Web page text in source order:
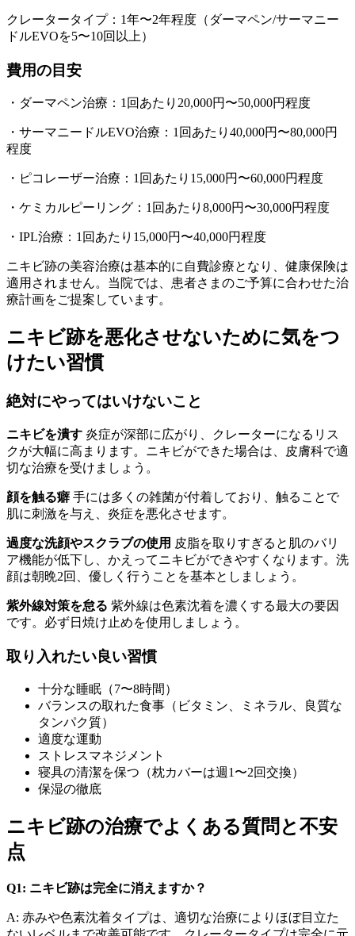
クレータータイプ：1年〜2年程度（ダーマペン/サーマニー
ドルEVOを5〜10回以上）
費用の目安
・ダーマペン治療：1回あたり20,000円〜50,000円程度
・サーマニードルEVO治療：1回あたり40,000円〜80,000円
程度
・ピコレーザー治療：1回あたり15,000円〜60,000円程度
・ケミカルピーリング：1回あたり8,000円〜30,000円程度
・IPL治療：1回あたり15,000円〜40,000円程度
ニキビ跡の美容治療は基本的に自費診療となり、健康保険は
適用されません。当院では、患者さまのご予算に合わせた治
療計画をご提案しています。
ニキビ跡を悪化させないために気をつ
けたい習慣
絶対にやってはいけないこと
ニキビを潰す 炎症が深部に広がり、クレーターになるリス
クが大幅に高まります。ニキビができた場合は、皮膚科で適
切な治療を受けましょう。
顔を触る癖 手には多くの雑菌が付着しており、触ることで
肌に刺激を与え、炎症を悪化させます。
過度な洗顔やスクラブの使用 皮脂を取りすぎると肌のバリ
ア機能が低下し、かえってニキビができやすくなります。洗
顔は朝晩2回、優しく行うことを基本としましょう。
紫外線対策を怠る 紫外線は色素沈着を濃くする最大の要因
です。必ず日焼け止めを使用しましょう。
取り入れたい良い習慣
十分な睡眠（7〜8時間）
バランスの取れた食事（ビタミン、ミネラル、良質な
タンパク質）
適度な運動
ストレスマネジメント
寝具の清潔を保つ（枕カバーは週1〜2回交換）
保湿の徹底
ニキビ跡の治療でよくある質問と不安
点
Q1: ニキビ跡は完全に消えますか？
A: 赤みや色素沈着タイプは、適切な治療によりほぼ目立た